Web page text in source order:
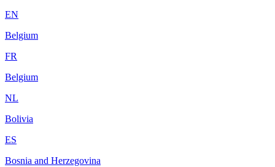
EN
Belgium
FR
Belgium
NL
Bolivia
ES
Bosnia and Herzegovina